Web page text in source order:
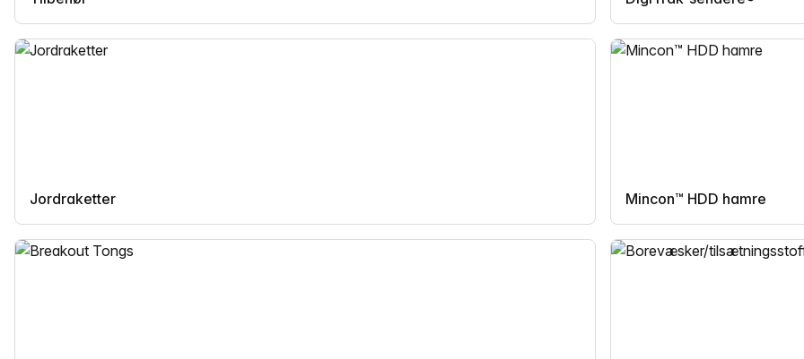
Jordraketter Mincon™ HDD hamre